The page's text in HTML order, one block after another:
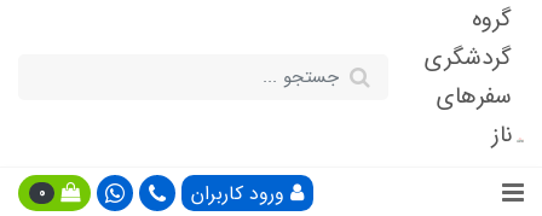
گروه
گردشگری
سفرهای
ناز
ورود کاربران 0